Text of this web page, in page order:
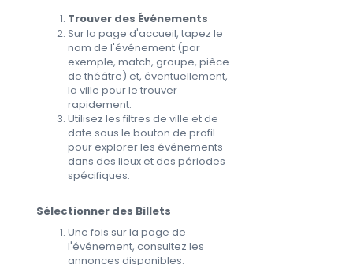
Trouver des Événements
Sur la page d'accueil, tapez le
nom de l'événement (par
exemple, match, groupe, pièce
de théâtre) et, éventuellement,
la ville pour le trouver
rapidement.
Utilisez les filtres de ville et de
date sous le bouton de profil
pour explorer les événements
dans des lieux et des périodes
spécifiques.
Sélectionner des Billets
Une fois sur la page de
l'événement, consultez les
annonces disponibles.